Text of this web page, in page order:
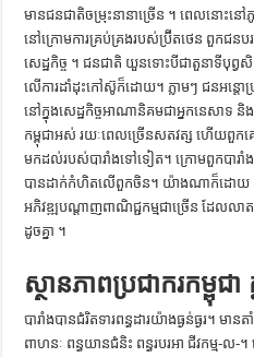
មានជនជាតិចម្រុះនានាច្រើន ។ ពេលនោះន
នៅក្រោមការគ្រប់គ្រងរបស់ប៊្រីតថេន ពួកជនប
សេដ្ឋកិច្ច ។ ជនជាតិ យួនទោះបីជាតួនាទីបុព្វ
លើការដាំដុះកៅស៊ូក៏ដោយ។ ភ្លាមៗ ជនអន្តោ
នៅក្នុងសេដ្ឋកិច្ចអាណានិគមជាអ្នកនេសាទ
កម្ពុជាអស់ រយៈពេលច្រើនសតវត្ស ហើយពួកគ
មកដល់របស់បារាំងទៅទៀត។ ក្រោមពួកបារាំង
បានដាក់កំហិតលើពួកចិន។ យ៉ាងណាក៏ដោយ ពួ
អភិវឌ្ឍបណ្ដាញពាណិជ្ជកម្មជាច្រើន ដែល
ដូចគ្នា ។
ស្ថានភាពប្រជាករកម្
បារាំងបានជំរិតទារពន្ធដារយ៉ាងធ្ងន់ធ្ងរ។ មា
ពាហនៈ ពន្ធយានជំនិះ ពន្ធរបរអា ជីវកម្ម-ល-